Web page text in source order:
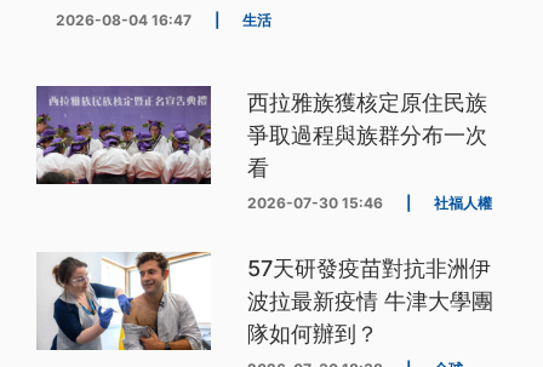
2026-08-04 16:47 生活
西拉雅族獲核定原住民族
爭取過程與族群分布一次
看
2026-07-30 15:46 社福人權
57天研發疫苗對抗非洲伊
波拉最新疫情 牛津大學團
隊如何辦到？